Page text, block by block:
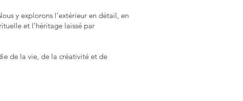
y explorons l’extérieur en détail, en
et l’héritage laissé par
de la vie, de la créativité et de